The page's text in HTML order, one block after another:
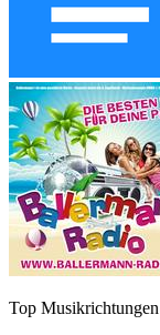
Top Musikrichtungen